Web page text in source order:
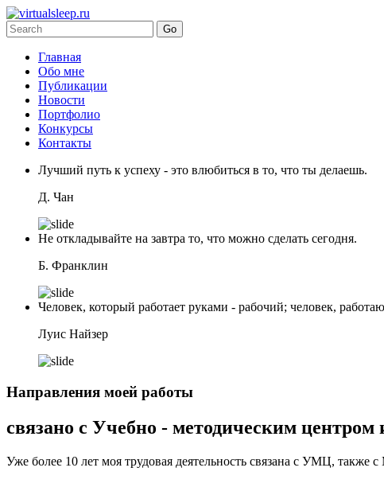
Главная
Обо мне
Публикации
Новости
Портфолио
Конкурсы
Контакты
Лучший путь к успеху - это влюбиться в то, что ты делаешь.
Д. Чан
Не откладывайте на завтра то, что можно сделать сегодня.
Б. Франклин
Человек, который работает руками - рабочий; человек,
Луис Найзер
Направления моей работы
связано с Учебно - методическим
Уже более 10 лет моя трудовая деятельность связана с УМЦ,